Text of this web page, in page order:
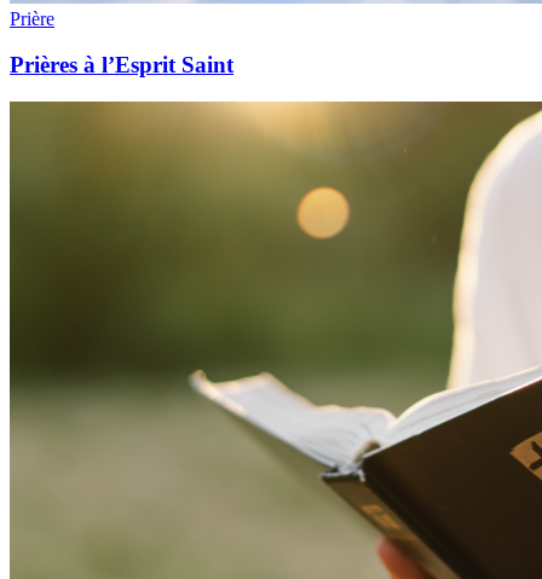
Prière
Prières à l’Esprit Saint